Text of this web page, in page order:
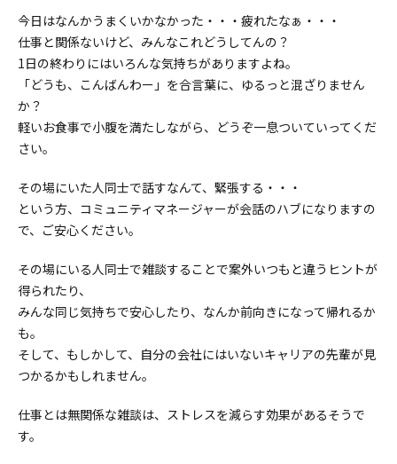
今日はなんかうまくいかなかった・・・疲れたなぁ・・・
仕事と関係ないけど、みんなこれどうしてんの？
1日の終わりにはいろんな気持ちがありますよね。
「どうも、こんばんわー」を合言葉に、ゆるっと混ざりません
か？
軽いお食事で小腹を満たしながら、どうぞ一息ついていってくだ
さい。
その場にいた人同士で話すなんて、緊張する・・・
という方、コミュニティマネージャーが会話のハブになりますの
で、ご安心ください。
その場にいる人同士で雑談することで案外いつもと違うヒントが
得られたり、
みんな同じ気持ちで安心したり、なんか前向きになって帰れるか
も。
そして、もしかして、自分の会社にはいないキャリアの先輩が見
つかるかもしれません。
仕事とは無関係な雑談は、ストレスを減らす効果があるそうで
す。